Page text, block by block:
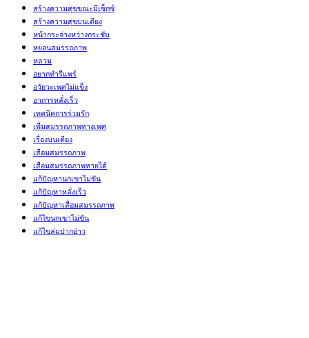
สร้างความสุขขณะมีเซ็กซ์
สร้างความสุขบนเตียง
หน้ากระจ่างหว่างกระชับ
หย่อนสมรรถภาพ
หลวม
อยากทำรีแพร์
อวัยวะเพศไม่แข็ง
อาการหลั่งเร็ว
เทคนิคการร่วมรัก
เพื่มสมรรถภาพทางเพศ
เรื่องบนเตียง
เสื่อมสมรรถภาพ
เสื่อมสมรรถภาพหายได้
แก้ปัญหานกเขาไม่ขัน
แก้ปัญหาหลั่งเร็ว
แก้ปัญหาเสื่่อมสมรรถภาพ
แก้ไขนกเขาไม่ขัน
แก้ไขล่มปากอ่าว